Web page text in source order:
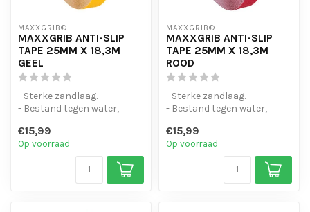
MAXXGRIB®
MAXXGRIB ANTI-SLIP
TAPE 25MM X 18,3M
GEEL
- Sterke zandlaag.
- Bestand tegen water,
- Is eenvo...
€15,99
Op voorraad
MAXXGRIB®
MAXXGRIB ANTI-SLIP
TAPE 25MM X 18,3M
ROOD
- Sterke zandlaag.
- Bestand tegen water,
- Is eenvo...
€15,99
Op voorraad